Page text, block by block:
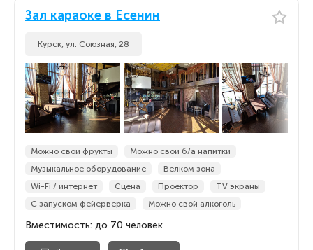
Зал караоке в Есенин
Курск, ул. Союзная, 28
Можно свои фрукты
Можно свои б/а напитки
Музыкальное оборудование
Велком зона
Wi-Fi / интернет
Сцена Проектор
TV экраны
С запуском фейерверка
Можно свой алкоголь
Вместимость: до 70 человек